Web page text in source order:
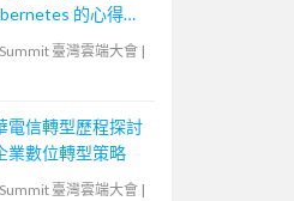
的心得分
臺灣雲端大會 |
電信轉型歷程探討
業數位轉型策略
臺灣雲端大會 |